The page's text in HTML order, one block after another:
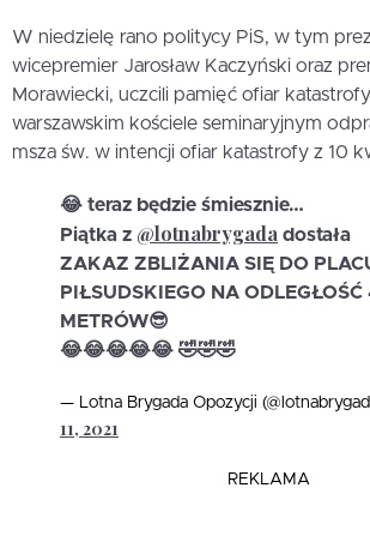
W niedzielę rano politycy PiS, w tym
wicepremier Jarosław Kaczyński oraz
Morawiecki, uczcili pamięć ofiar
warszawskim kościele seminaryjnym
msza św. w intencji ofiar katastrofy z 10
😂 teraz będzie śmiesznie…
Piątka z @lotnabrygada dostała
ZAKAZ ZBLIŻANIA SIĘ DO
PIŁSUDSKIEGO NA
METRÓW😎
😂😂😂😂😂 🤣🤣🤣
— Lotna Brygada Opozycji
11, 2021
REKLAMA